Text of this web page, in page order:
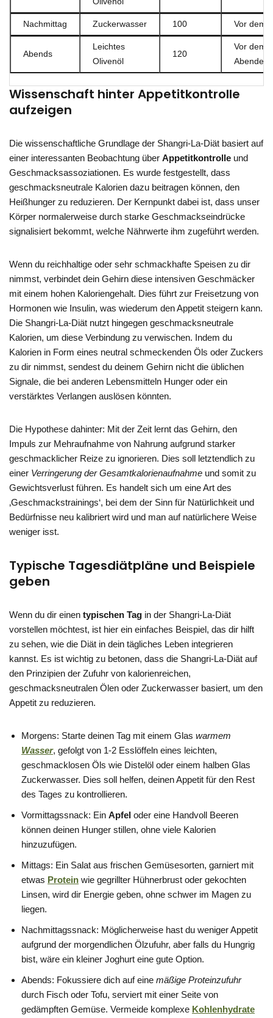
Nachmittag Zuckerwasser 100 Vor dem
Abends
Leichtes
Olivenöl
120
Vor dem
Wissenschaft hinter Appetitkontrolle
aufzeigen
Die wissenschaftliche Grundlage der Shangri-La-Diät basiert auf
einer interessanten Beobachtung über Appetitkontrolle und
Geschmacksassoziationen. Es wurde festgestellt, dass
geschmacksneutrale Kalorien dazu beitragen können, den
Heißhunger zu reduzieren. Der Kernpunkt dabei ist, dass unser
Körper normalerweise durch starke Geschmackseindrücke
signalisiert bekommt, welche Nährwerte ihm zugeführt werden.
Wenn du reichhaltige oder sehr schmackhafte Speisen zu dir
nimmst, verbindet dein Gehirn diese intensiven Geschmäcker
mit einem hohen Kaloriengehalt. Dies führt zur Freisetzung von
Hormonen wie Insulin, was wiederum den Appetit steigern kann.
Die Shangri-La-Diät nutzt hingegen geschmacksneutrale
Kalorien, um diese Verbindung zu verwischen. Indem du
Kalorien in Form eines neutral schmeckenden Öls oder Zuckers
zu dir nimmst, sendest du deinem Gehirn nicht die üblichen
Signale, die bei anderen Lebensmitteln Hunger oder ein
verstärktes Verlangen auslösen könnten.
Die Hypothese dahinter: Mit der Zeit lernt das Gehirn, den
Impuls zur Mehraufnahme von Nahrung aufgrund starker
geschmacklicher Reize zu ignorieren. Dies soll letztendlich zu
einer Verringerung der Gesamtkalorienaufnahme und somit zu
Gewichtsverlust führen. Es handelt sich um eine Art des
‚Geschmackstrainings‘, bei dem der Sinn für Natürlichkeit und
Bedürfnisse neu kalibriert wird und man auf natürlichere Weise
weniger isst.
Typische Tagesdiätpläne und Beispiele
geben
Wenn du dir einen typischen Tag in der Shangri-La-Diät
vorstellen möchtest, ist hier ein einfaches Beispiel, das dir hilft
zu sehen, wie die Diät in dein tägliches Leben integrieren
kannst. Es ist wichtig zu betonen, dass die Shangri-La-Diät auf
den Prinzipien der Zufuhr von kalorienreichen,
geschmacksneutralen Ölen oder Zuckerwasser basiert, um den
Appetit zu reduzieren.
Morgens: Starte deinen Tag mit einem Glas warmem
Wasser, gefolgt von 1-2 Esslöffeln eines leichten,
geschmacklosen Öls wie Distelöl oder einem halben Glas
Zuckerwasser. Dies soll helfen, deinen Appetit für den Rest
des Tages zu kontrollieren.
Vormittagssnack: Ein Apfel oder eine Handvoll Beeren
können deinen Hunger stillen, ohne viele Kalorien
hinzuzufügen.
Mittags: Ein Salat aus frischen Gemüsesorten, garniert mit
etwas Protein wie gegrillter Hühnerbrust oder gekochten
Linsen, wird dir Energie geben, ohne schwer im Magen zu
liegen.
Nachmittagssnack: Möglicherweise hast du weniger Appetit
aufgrund der morgendlichen Ölzufuhr, aber falls du Hungrig
bist, wäre ein kleiner Joghurt eine gute Option.
Abends: Fokussiere dich auf eine mäßige Proteinzufuhr
durch Fisch oder Tofu, serviert mit einer Seite von
gedämpften Gemüse. Vermeide komplexe Kohlenhydrate